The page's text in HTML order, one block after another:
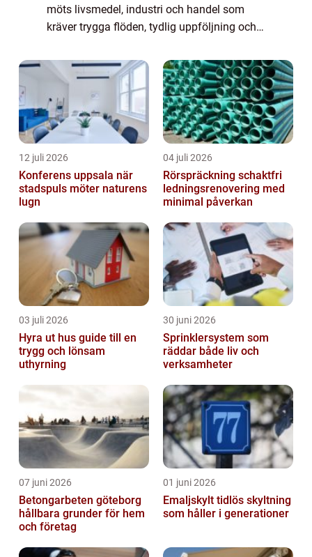
möts livsmedel, industri och handel som
kräver trygga flöden, tydlig uppföljning och
12 juli 2026
Konferens uppsala när
stadspuls möter naturens
lugn
04 juli 2026
Rörspräckning schaktfri
ledningsrenovering med
minimal påverkan
03 juli 2026
Hyra ut hus guide till en
trygg och lönsam
uthyrning
30 juni 2026
Sprinklersystem som
räddar både liv och
verksamheter
07 juni 2026
Betongarbeten göteborg
hållbara grunder för hem
och företag
01 juni 2026
Emaljskylt tidlös skyltning
som håller i generationer